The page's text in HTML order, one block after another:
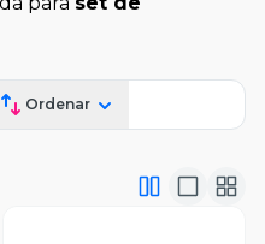
Ordenar